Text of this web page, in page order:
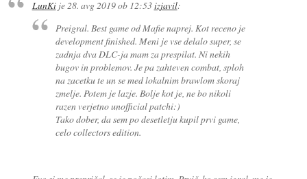
LunKije28. avg 2019 ob 12:53izjavil:
Preigral. Best game od Mafie naprej. Kot receno je
development finished. Meni je vse delalo super, se
zadnja dva DLC-ja mam za prespilat. Ni nekih
bugov in problemov. Je pa zahteven combat, sploh
na zacetku te un se med lokalnim brawlom skoraj
zmelje. Potem je lazje. Bolje kot je, ne bo nikoli
razen verjetno unofficial patchi:)
Tako dober, da sem po desetletju kupil prvi game,
celo collectors edition.